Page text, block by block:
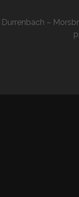
Durrenbach –